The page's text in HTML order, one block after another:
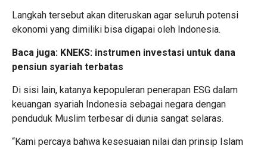
Langkah tersebut akan diteruskan agar seluruh potensi
ekonomi yang dimiliki bisa digapai oleh Indonesia.
Baca juga: KNEKS: instrumen investasi untuk dana
pensiun syariah terbatas
Di sisi lain, katanya kepopuleran penerapan ESG dalam
keuangan syariah Indonesia sebagai negara dengan
penduduk Muslim terbesar di dunia sangat selaras.
“Kami percaya bahwa kesesuaian nilai dan prinsip Islam